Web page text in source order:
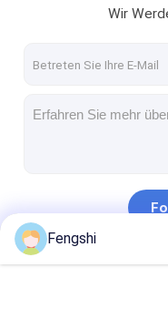
doppelter mit
Lcd-Anzeige im
Optisch
Wir
Fengshi